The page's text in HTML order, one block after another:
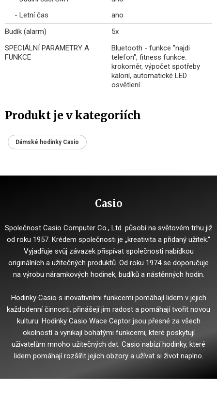
- Letní čas
ano
Budík (alarm)
5x
SPECIÁLNÍ PARAMETRY A
FUNKCE
Bluetooth - funkce "najdi
telefon", fitness funkce:
krokoměr, výpočet spotřeby
kalorií, automatické LED
osvětlení
Produkt je v kategoriích
Dámské hodinky Casio
Casio
Společnost Casio Computer Co., Ltd. působí na světovém trhu již
od roku 1957. Krédem společnosti je „kreativita a přidaný užitek.“
Vyjadřuje svůj závazek přispívat společnosti nabídkou
originálních a užitečných produktů. Od roku 1974 se doporučuje
na výrobu náramkových hodinek, budíků a nástěnných hodin.
Hodinky Casio s inovativními funkcemi pomáhají lidem v jejich
každodenní činnosti, přinášejí jim radost a pomáhají tvořit novou
kulturu. Hodinky Casio Wace Ceptor jsou přesné za všech
okolností a vynikají bohatými funkcemi, které poskytují
uživatelům mnoho užitečných dat. Casio nabízí hodinky, které
lidem pomáhají rozšířit jejich obzory a užívat si život naplno.